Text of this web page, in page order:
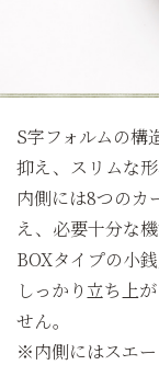
S字フォルムの構
抑え、スリムな
内側には8つのカ
え、必要十分な
BOXタイプの小
しっかり立ち上
せん。
※内側にはスエ